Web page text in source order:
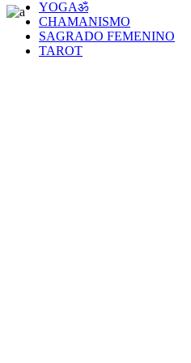
YOGAॐ
CHAMANISMO
SAGRADO FEMENINO
TAROT